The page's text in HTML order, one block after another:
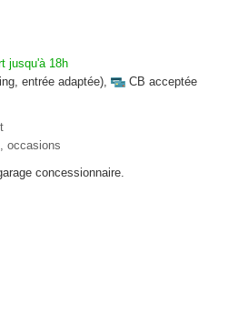
jusqu'à 18h
entrée adaptée),
CB acceptée
occasions
concessionnaire.